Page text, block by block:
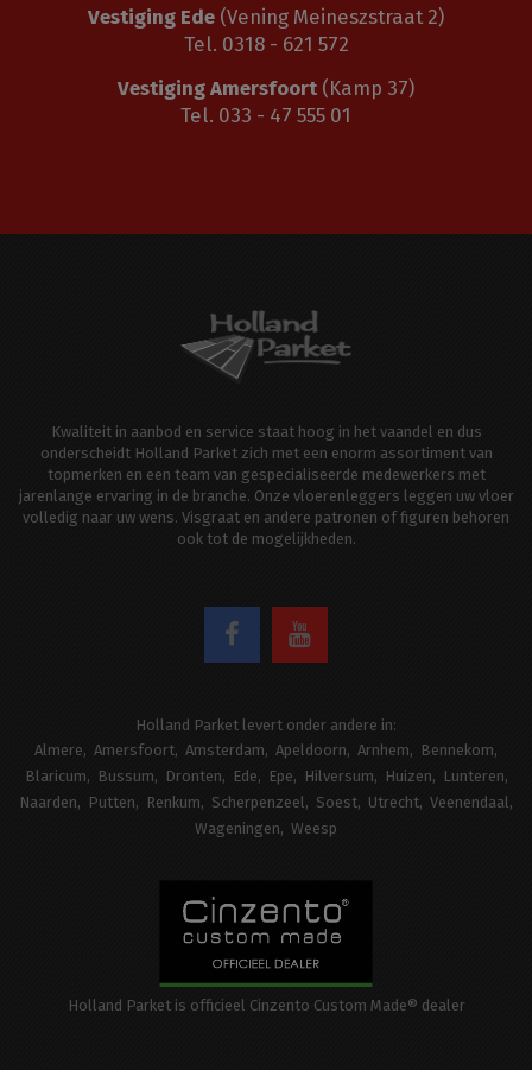
Vestiging Ede (Vening Meineszstraat 2)
Tel. 0318 - 621 572
Vestiging Amersfoort (Kamp 37)
Tel. 033 - 47 555 01
Kwaliteit in aanbod en service staat hoog in het vaandel en dus
onderscheidt Holland Parket zich met een enorm assortiment van
topmerken en een team van gespecialiseerde medewerkers met
jarenlange ervaring in de branche. Onze vloerenleggers leggen uw vloer
volledig naar uw wens. Visgraat en andere patronen of figuren behoren
ook tot de mogelijkheden.
Holland Parket levert onder andere in:
Almere
Amersfoort Amsterdam Apeldoorn Arnhem
Bennekom
Blaricum
Bussum Dronten Ede Epe Hilversum Huizen
Lunteren
Naarden
Putten Renkum Scherpenzeel Soest Utrecht Veenendaal
Wageningen
Weesp
Holland Parket is officieel Cinzento Custom Made® dealer